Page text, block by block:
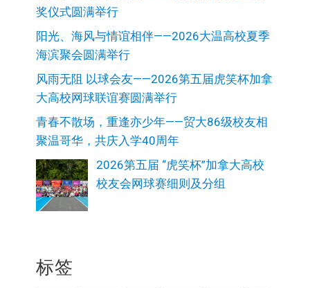
奖仪式圆满举行
阳光、海风与情谊相伴——2026大温高校夏季
海滨聚会圆满举行
风雨无阻 以球会友——2026第五届虎笑杯加拿
大高校网球联谊赛圆满举行
青春不散场，重逢亦少年——贸大86级校友相
聚温哥华，共庆入学40周年
2026第五届 “虎笑杯”加拿大高校
校友会网球赛细则及分组
标签